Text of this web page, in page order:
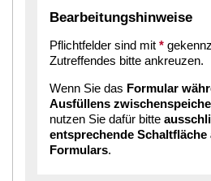
Bearbeitungshinweise
Pflichtfelder sind mit *
Zutreffendes bitte ankreuzen.
Wenn Sie das Formular
Ausfüllens
nutzen Sie dafür bitte
entsprechende Schaltfläche
Formulars.